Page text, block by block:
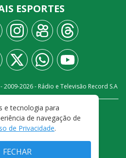
ESPORTES
2009-2026- Rádio e Televisão Record S.A
CONOSCO
PRIVACIDADE
CONDIÇÕES DE USO
e tecnologia para
de navegação de
de Privacidade.
FECHAR